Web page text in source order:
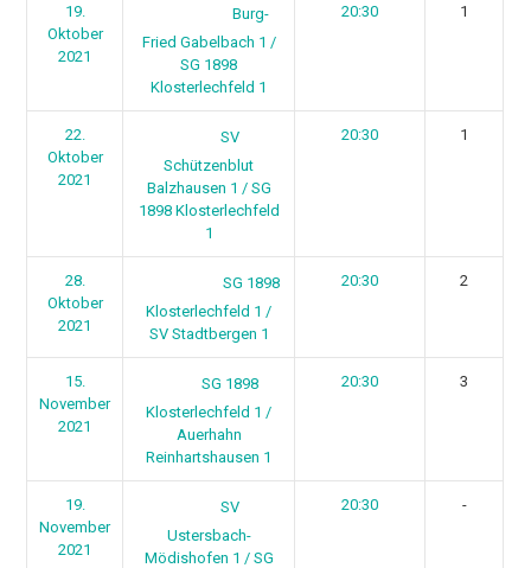
19.
Oktober
2021
Burg-
Fried Gabelbach 1 /
SG 1898
Klosterlechfeld 1
20:30 1
22.
Oktober
2021
SV
Schützenblut
Balzhausen 1 / SG
1898 Klosterlechfeld
1
20:30 1
28.
Oktober
2021
SG 1898
Klosterlechfeld 1 /
SV Stadtbergen 1
20:30 2
15.
November
2021
SG 1898
Klosterlechfeld 1 /
Auerhahn
Reinhartshausen 1
20:30 3
19.
November
2021
SV
Ustersbach-
Mödishofen 1 / SG
20:30 -